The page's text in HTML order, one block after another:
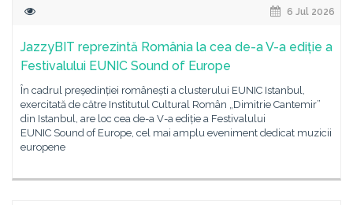
6 Jul 2026
JazzyBIT reprezintă România la cea de-a V-a ediție a
Festivalului EUNIC Sound of Europe
În cadrul președinției românești a clusterului EUNIC Istanbul,
exercitată de către Institutul Cultural Român „Dimitrie Cantemir”
din Istanbul, are loc cea de-a V-a ediție a Festivalului
EUNIC Sound of Europe, cel mai amplu eveniment dedicat muzicii
europene